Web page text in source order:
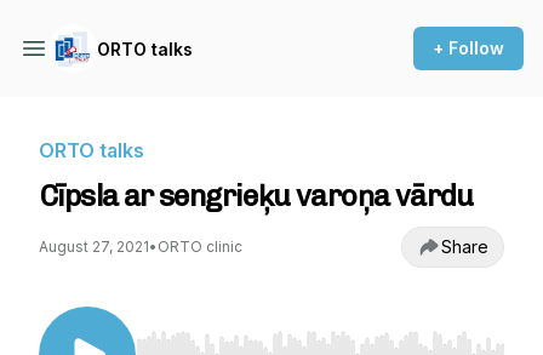
ORTO talks + Follow
ORTO talks
Cīpsla ar sengrieķu varoņa vārdu
August 27, 2021• ORTO clinic Share